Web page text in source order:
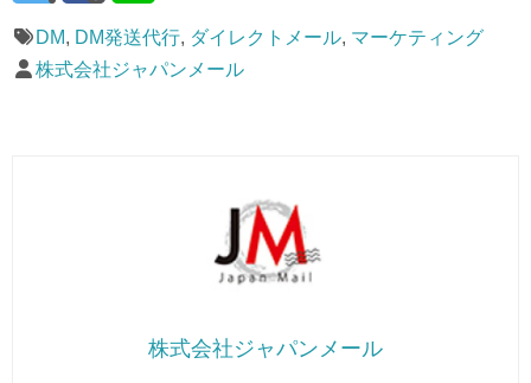
DM, DM発送代行, ダイレクトメール, マーケティング
株式会社ジャパンメール
株式会社ジャパンメール